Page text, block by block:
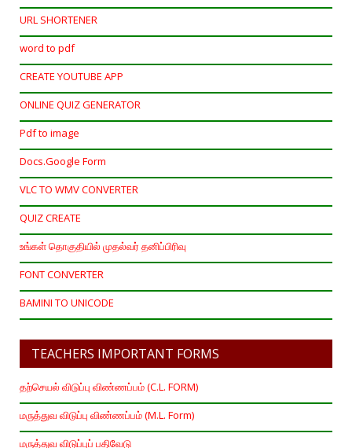
URL SHORTENER
word to pdf
CREATE YOUTUBE APP
ONLINE QUIZ GENERATOR
Pdf to image
Docs.Google Form
VLC TO WMV CONVERTER
QUIZ CREATE
உங்கள் தொகுதியில் முதல்வர் தனிப்பிரிவு
FONT CONVERTER
BAMINI TO UNICODE
TEACHERS IMPORTANT FORMS
தற்செயல் விடுப்பு விண்ணப்பம் (C.L. FORM)
மருத்துவ விடுப்பு விண்ணப்பம் (M.L. Form)
மருத்துவ விடுப்புப் பதிவேடு